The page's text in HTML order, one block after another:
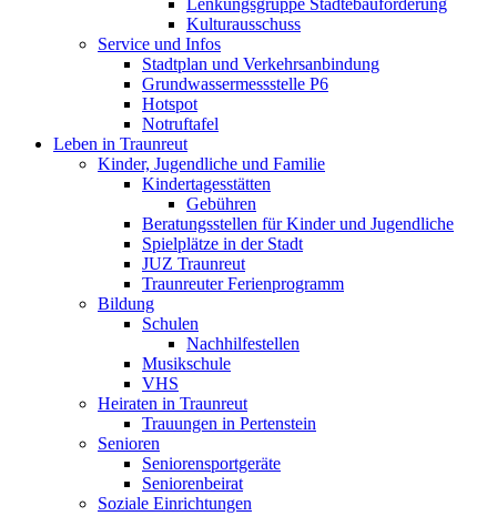
Lenkungsgruppe Städtebauförderung
Kulturausschuss
Service und Infos
Stadtplan und Verkehrsanbindung
Grundwassermessstelle P6
Hotspot
Notruftafel
Leben in Traunreut
Kinder, Jugendliche und Familie
Kindertagesstätten
Gebühren
Beratungsstellen für Kinder und Jugendliche
Spielplätze in der Stadt
JUZ Traunreut
Traunreuter Ferienprogramm
Bildung
Schulen
Nachhilfestellen
Musikschule
VHS
Heiraten in Traunreut
Trauungen in Pertenstein
Senioren
Seniorensportgeräte
Seniorenbeirat
Soziale Einrichtungen